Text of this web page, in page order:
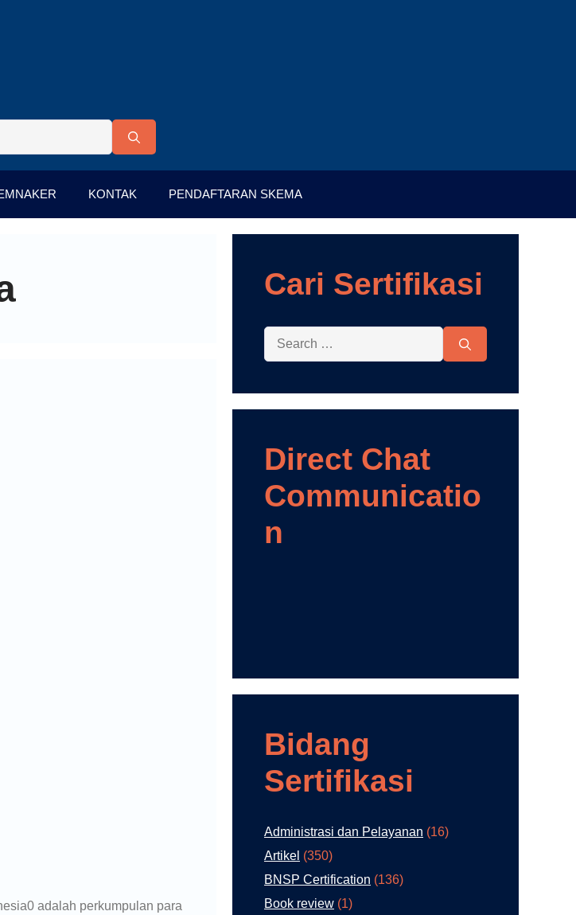
KONTAK PENDAFTARAN SKEMA
adalah perkumpulan para
Cari Sertifikasi
Direct Chat
Communicatio
n
Bidang
Sertifikasi
Administrasi dan Pelayanan (16)
Artikel (350)
BNSP Certification (136)
Book review (1)